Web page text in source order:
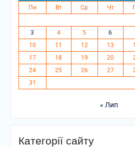
Пн Вт Ср Чт
3
4 5 6
10
11 12 13
17
18 19 20
24
25 26 27
31
« Лип
Категорії сайту